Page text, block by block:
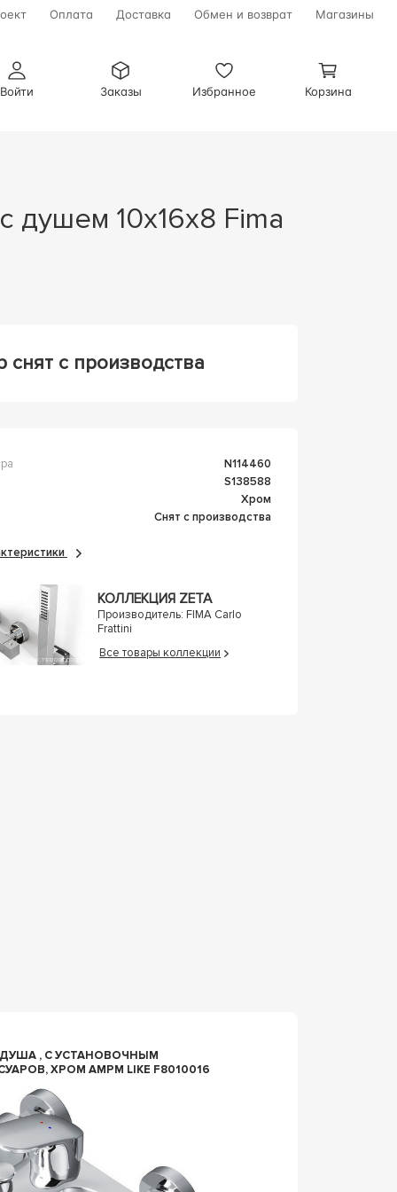
Оплата Доставка Обмен и возврат Магазины
Войти
Заказы Избранное Корзина
снят с производства
n114460
s138588
Хром
Снят с производства
КОЛЛЕКЦИЯ ZETA
Производитель: FIMA Carlo
Frattini
Все товары коллекции
, С УСТАНОВОЧНЫМ
ХРОМ AMPM LIKE F8010016